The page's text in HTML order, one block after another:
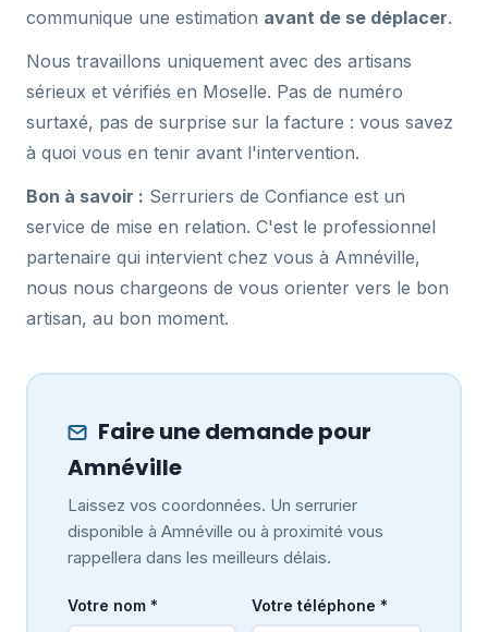
communique une estimation avant de se déplacer.
Nous travaillons uniquement avec des artisans
sérieux et vérifiés en Moselle. Pas de numéro
surtaxé, pas de surprise sur la facture : vous savez
à quoi vous en tenir avant l'intervention.
Bon à savoir : Serruriers de Confiance est un
service de mise en relation. C'est le professionnel
partenaire qui intervient chez vous à Amnéville,
nous nous chargeons de vous orienter vers le bon
artisan, au bon moment.
Faire une demande pour
Amnéville
Laissez vos coordonnées. Un serrurier
disponible à Amnéville ou à proximité vous
rappellera dans les meilleurs délais.
Votre nom * Votre téléphone *